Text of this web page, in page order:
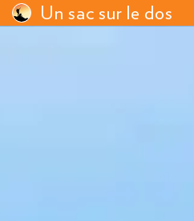
Un sac sur le dos